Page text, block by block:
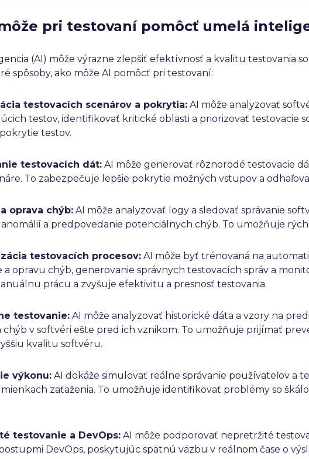
pri testovaní pomôcť umelá
(AI) môže výrazne zlepšiť efektívnosť a kvalitu testovania
spôsoby, ako môže AI pomôcť pri testovaní:
testovacích scenárov a pokrytia: AI môže analyzovať
testov, identifikovať kritické oblasti a priorizovať testovacie
testov.
testovacích dát: AI môže generovať rôznorodé testovacie
To zabezpečuje lepšie pokrytie možných vstupov a
oprava chýb: AI môže analyzovať logy a sledovať správanie
a predpovedanie potenciálnych chýb. To umožňuje
testovacích procesov: AI môže byť trénovaná na
a opravu chýb, generovanie správnych testovacích správ a
prácu a zvyšuje efektivitu a presnosť testovania.
testovanie: AI môže analyzovať historické dáta a vzory na
chýb v softvéri ešte pred ich vznikom. To umožňuje prijímať
kvalitu softvéru.
výkonu: AI dokáže simulovať reálne správanie používateľov a
zaťaženia. To umožňuje identifikovať problémy so
testovanie a DevOps: AI môže podporovať nepretržité
DevOps, poskytujúc spätnú väzbu v reálnom čase o